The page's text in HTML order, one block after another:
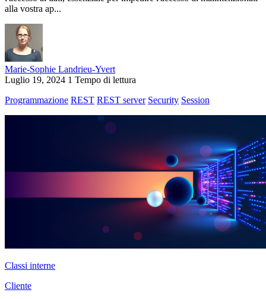
alla vostra ap...
Marie-Sophie Landrieu-Yvert
Luglio 19, 2024 1 Tempo di lettura
Programmazione REST REST server Security Session
Classi interne
Cliente